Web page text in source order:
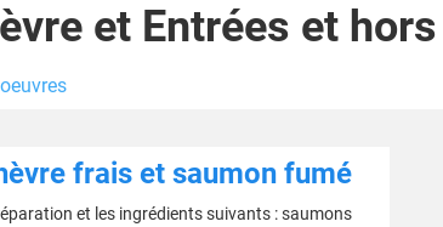
et Entrées et
frais et saumon fumé
et les ingrédients suivants : saumons